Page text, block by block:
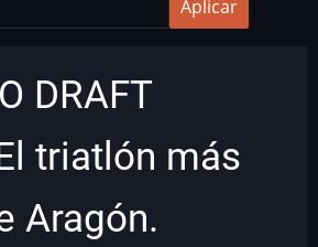
DRAFT
triatlón más
Aragón.